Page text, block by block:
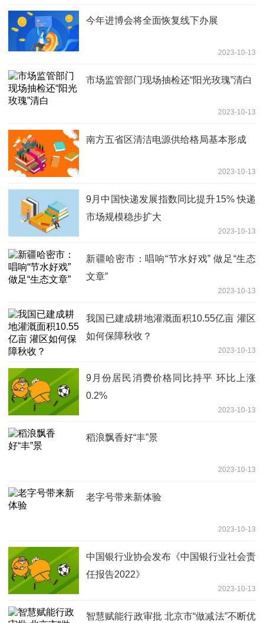
今年进博会将全面恢复线下办展
2023-10-13
市场监管部门现场抽检还“阳光玫瑰”清白
2023-10-13
南方五省区清洁电源供给格局基本形成
2023-10-13
9月中国快递发展指数同比提升15% 快递
市场规模稳步扩大
2023-10-13
新疆哈密市：唱响“节水好戏” 做足“生态
文章”
2023-10-13
我国已建成耕地灌溉面积10.55亿亩 灌区
如何保障秋收？
2023-10-13
9月份居民消费价格同比持平 环比上涨
0.2%
2023-10-13
稻浪飘香好“丰”景
2023-10-13
老字号带来新体验
2023-10-13
中国银行业协会发布《中国银行业社会责
任报告2022》
2023-10-13
智慧赋能行政审批 北京市“做减法”不断优